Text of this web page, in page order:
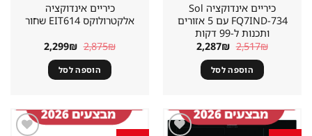
כיריים אינדוקציה Sol
FQ7IND-734 עם 5 אזורים
ותכנות ל-99 דקות
2,517₪ המחיר
המקורי
היה:
2,517₪.
2,287₪ המחיר
הוספה לסל
כיריים אינדוקציה
אלקטרולוקס EIT614 שחור
2,875₪ המחיר
המקורי
היה:
2,875₪.
2,299₪ המחיר
הוספה לסל